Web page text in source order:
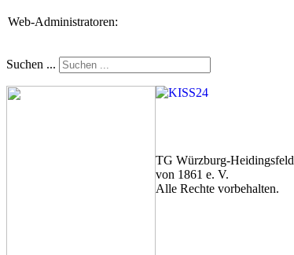
Web-Administratoren:
Suchen ...
TG Würzburg-Heidingsfeld
von 1861 e. V.
Alle Rechte vorbehalten.